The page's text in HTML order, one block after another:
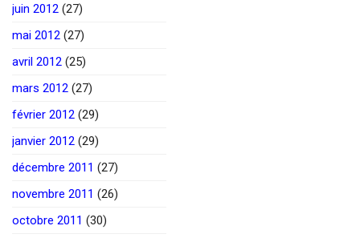
juin 2012 (27)
mai 2012 (27)
avril 2012 (25)
mars 2012 (27)
février 2012 (29)
janvier 2012 (29)
décembre 2011 (27)
novembre 2011 (26)
octobre 2011 (30)